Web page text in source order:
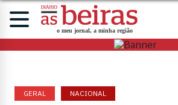
GERAL NACIONAL